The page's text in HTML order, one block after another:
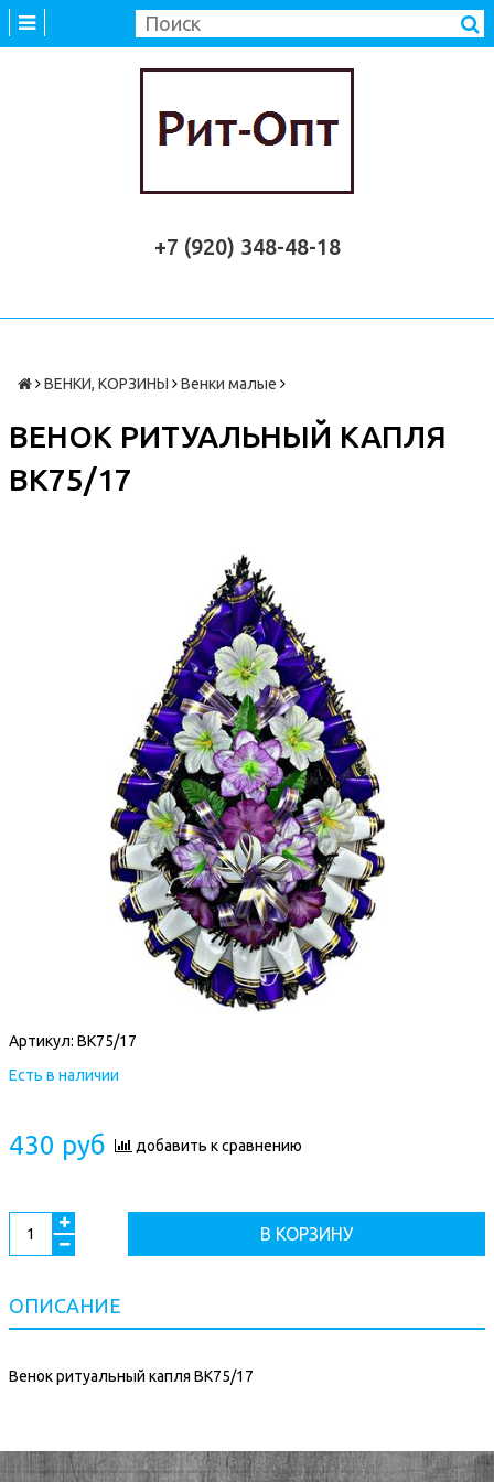
+7 (920) 348-48-18
ВЕНКИ, КОРЗИНЫ Венки малые
ВЕНОК РИТУАЛЬНЫЙ КАПЛЯ
ВК75/17
Артикул: ВК75/17
Есть в наличии
430 руб добавить к сравнению
В КОРЗИНУ
ОПИСАНИЕ
Венок ритуальный капля ВК75/17